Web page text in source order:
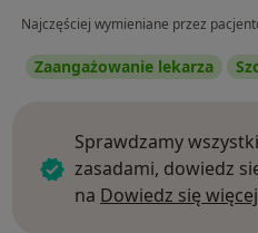
Najczęściej wymieniane przez
Zaangażowanie lekarza
Sprawdzamy
zasadami, dowiedz
na Dowiedz się więcej